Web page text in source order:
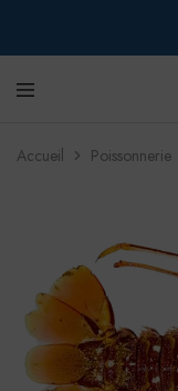
Accueil Poissonnerie